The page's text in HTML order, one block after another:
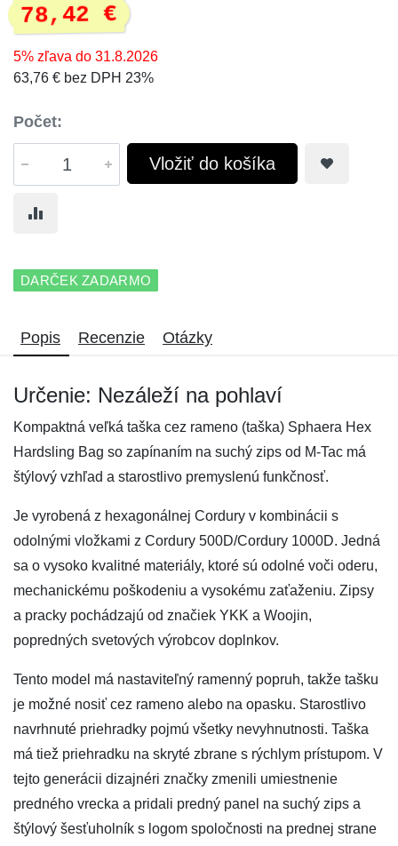
78,42 €
5% zľava do 31.8.2026
63,76 € bez DPH 23%
Počet:
Vložiť do košíka
DARČEK ZADARMO
Popis Recenzie Otázky
Určenie: Nezáleží na pohlaví
Kompaktná veľká taška cez rameno (taška) Sphaera Hex
Hardsling Bag so zapínaním na suchý zips od M-Tac má
štýlový vzhľad a starostlivo premyslenú funkčnosť.
Je vyrobená z hexagonálnej Cordury v kombinácii s
odolnými vložkami z Cordury 500D/Cordury 1000D. Jedná
sa o vysoko kvalitné materiály, ktoré sú odolné voči oderu,
mechanickému poškodeniu a vysokému zaťaženiu. Zipsy
a pracky pochádzajú od značiek YKK a Woojin,
popredných svetových výrobcov doplnkov.
Tento model má nastaviteľný ramenný popruh, takže tašku
je možné nosiť cez rameno alebo na opasku. Starostlivo
navrhnuté priehradky pojmú všetky nevyhnutnosti. Taška
má tiež priehradku na skryté zbrane s rýchlym prístupom. V
tejto generácii dizajnéri značky zmenili umiestnenie
predného vrecka a pridali predný panel na suchý zips a
štýlový šesťuholník s logom spoločnosti na prednej strane